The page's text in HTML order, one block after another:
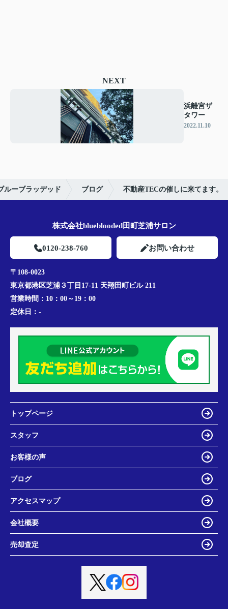
NEXT
浜離宮ザ
タワー
2022.11.10
ルーブラッデッド ブログ 不動産TECの催しに来てます。
株式会社blueblooded田町芝浦サロン
0120-238-760 お問い合わせ
〒108-0023
東京都港区芝浦３丁目17-11 天翔田町ビル 211
営業時間： 10：00～19：00
定休日： -
トップページ
スタッフ
お客様の声
ブログ
アクセスマップ
会社概要
売却査定